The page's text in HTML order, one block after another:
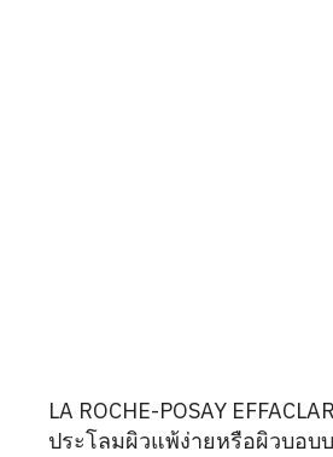
LA ROCHE-POSAY
ประโลมผิวแพ้ง่ายหรือผิวบอ